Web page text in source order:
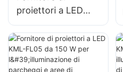
proiettori a LED
KML-FL05 da 50 W
per facciate
esterne di edifici e
illuminazione di